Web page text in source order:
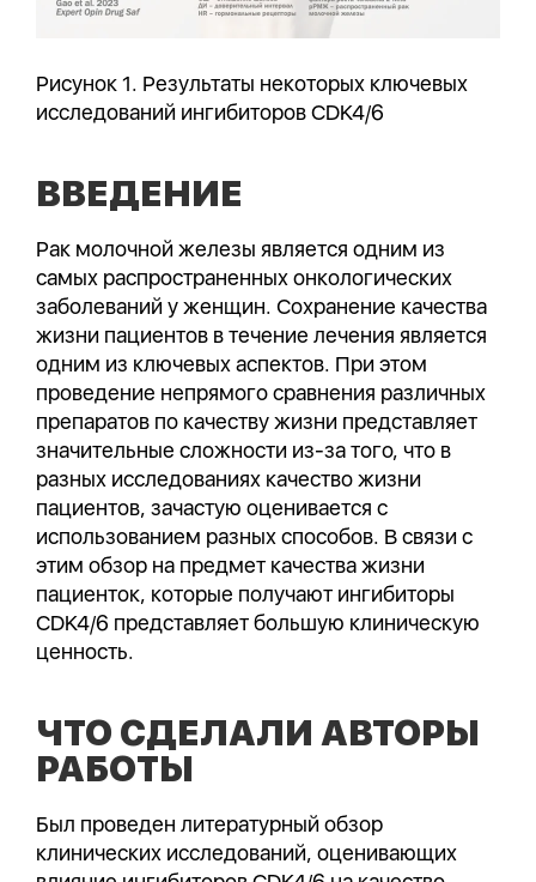
Рисунок 1. Результаты некоторых ключевых
исследований ингибиторов CDK4/6
ВВЕДЕНИЕ
Рак молочной железы является одним из
самых распространенных онкологических
заболеваний у женщин. Сохранение качества
жизни пациентов в течение лечения является
одним из ключевых аспектов. При этом
проведение непрямого сравнения различных
препаратов по качеству жизни представляет
значительные сложности из-за того, что в
разных исследованиях качество жизни
пациентов, зачастую оценивается с
использованием разных способов. В связи с
этим обзор на предмет качества жизни
пациенток, которые получают ингибиторы
CDK4/6 представляет большую клиническую
ценность.
ЧТО СДЕЛАЛИ АВТОРЫ
РАБОТЫ
Был проведен литературный обзор
клинических исследований, оценивающих